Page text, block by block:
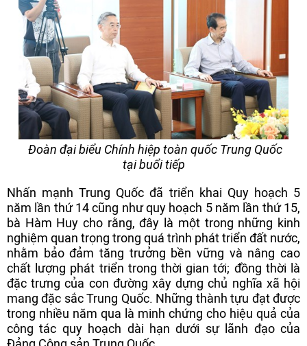
Đoàn đại biểu Chính hiệp toàn quốc Trung Quốc
tại buổi tiếp
Nhấn mạnh Trung Quốc đã triển khai Quy hoạch 5
năm lần thứ 14 cũng như quy hoạch 5 năm lần thứ 15,
bà Hàm Huy cho rằng, đây là một trong những kinh
nghiệm quan trọng trong quá trình phát triển đất nước,
nhằm bảo đảm tăng trưởng bền vững và nâng cao
chất lượng phát triển trong thời gian tới; đồng thời là
đặc trưng của con đường xây dựng chủ nghĩa xã hội
mang đặc sắc Trung Quốc. Những thành tựu đạt được
trong nhiều năm qua là minh chứng cho hiệu quả của
công tác quy hoạch dài hạn dưới sự lãnh đạo của